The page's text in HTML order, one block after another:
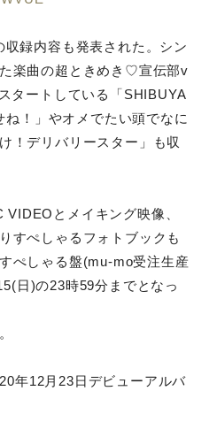
録内容も発表された。シン
楽曲の超ときめき♡宣伝部v
タートしている「SHIBUYA
！」やオメでたい頭でなに
！デリバリースター」も収
VIDEOとメイキング映像、
すぺしゃるフォトブックも
ぺしゃる盤(mu-mo受注生産
日)の23時59分までとなっ
年12月23日デビューアルバ